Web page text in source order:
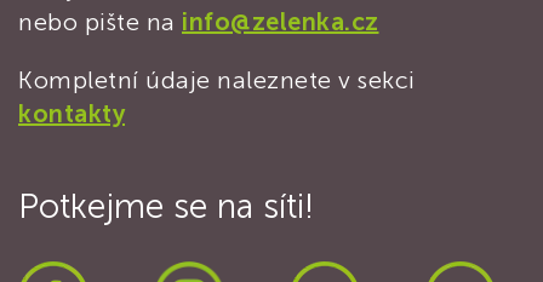
nebo pište na info@zelenka.cz
Kompletní údaje naleznete v sekci
kontakty
Potkejme se na síti!